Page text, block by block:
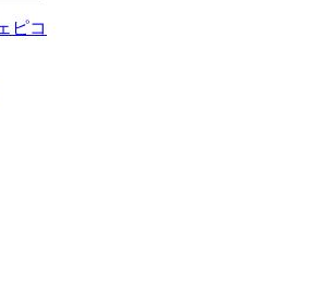
ピコ